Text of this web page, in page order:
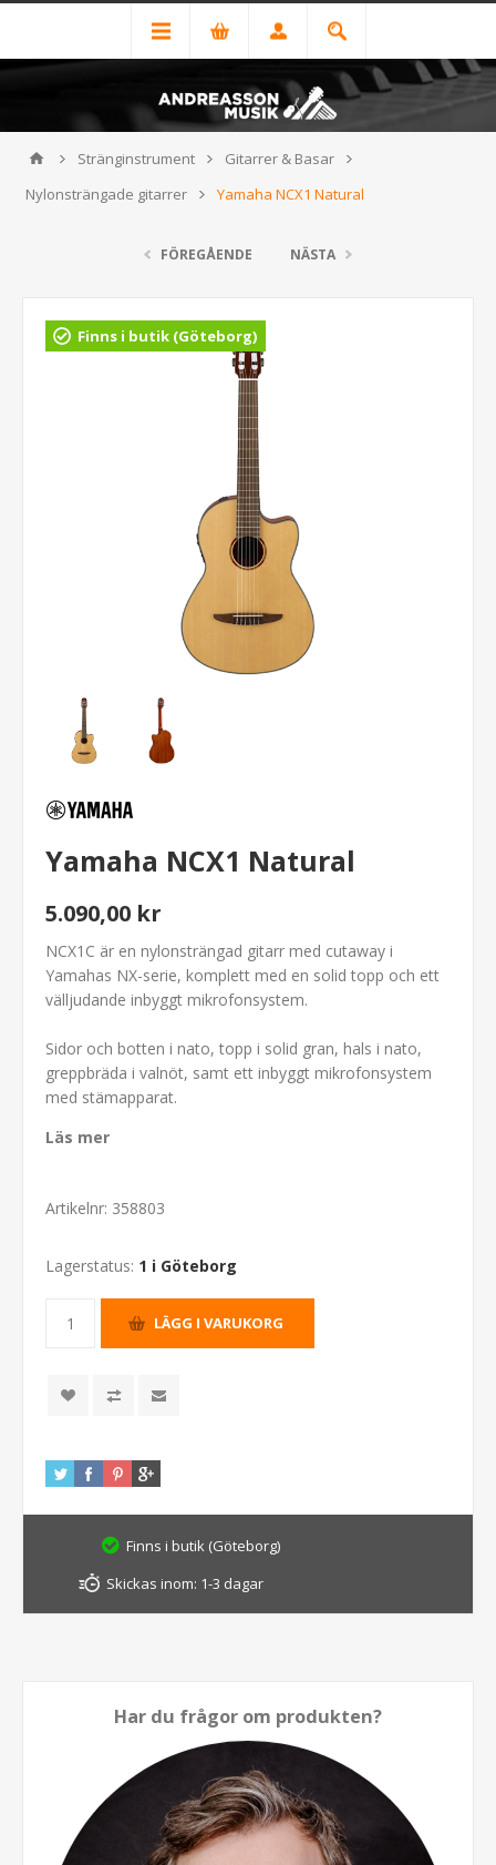
Stränginstrument
Gitarrer & Basar
Nylonsträngade gitarrer
Yamaha NCX1 Natural
FÖREGÅENDE NÄSTA
Finns i butik (Göteborg)
Yamaha NCX1 Natural
5.090,00 kr
NCX1C är en nylonsträngad gitarr med cutaway i
Yamahas NX-serie, komplett med en solid topp och ett
välljudande inbyggt mikrofonsystem.
Sidor och botten i nato, topp i solid gran, hals i nato,
greppbräda i valnöt, samt ett inbyggt mikrofonsystem
med stämapparat.
Läs mer
Artikelnr: 358803
Lagerstatus: 1 i Göteborg
Finns i butik (Göteborg)
Skickas inom: 1-3 dagar
Har du frågor om produkten?